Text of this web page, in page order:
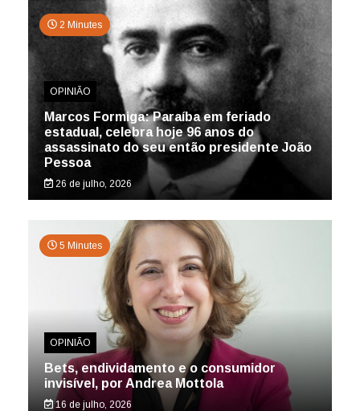
2 Minutes
OPINIÃO
Marcos Formiga: Paraíba em feriado
estadual, celebra hoje 96 anos do
assassinato do seu então presidente João
Pessoa
26 de julho, 2026
5 Minutes
OPINIÃO
Bets, endividamento e o consumidor
invisível, por Andrea Mottola
16 de julho, 2026